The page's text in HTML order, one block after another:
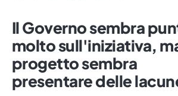
Il Governo sembra
molto sull'iniziativa,
progetto sembra
presentare delle